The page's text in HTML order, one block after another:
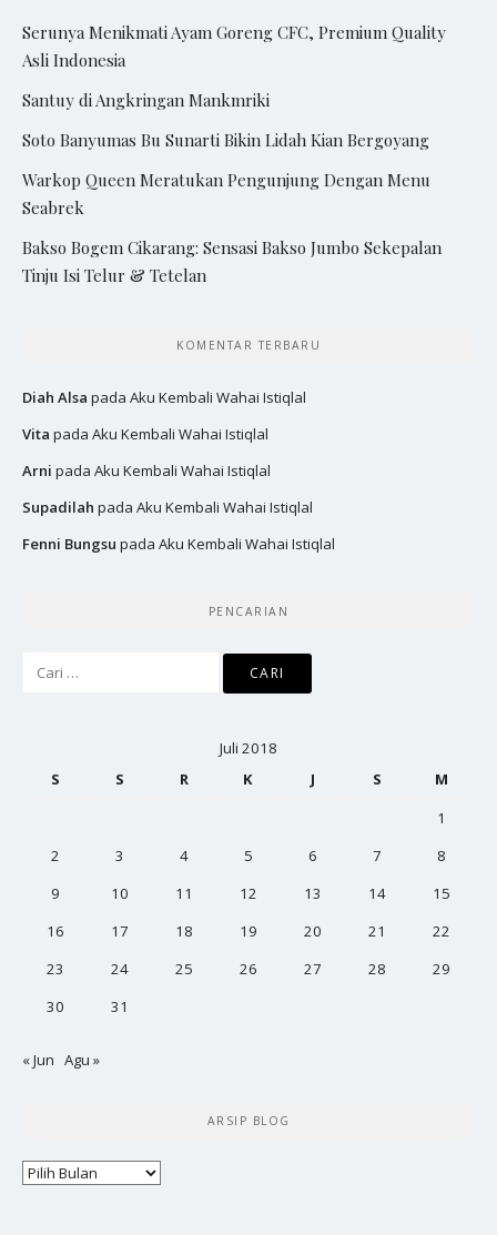
Serunya Menikmati Ayam Goreng CFC, Premium Quality
Asli Indonesia
Santuy di Angkringan Mankmriki
Soto Banyumas Bu Sunarti Bikin Lidah Kian Bergoyang
Warkop Queen Meratukan Pengunjung Dengan Menu
Seabrek
Bakso Bogem Cikarang: Sensasi Bakso Jumbo Sekepalan
Tinju Isi Telur & Tetelan
KOMENTAR TERBARU
Diah Alsa pada Aku Kembali Wahai Istiqlal
Vita pada Aku Kembali Wahai Istiqlal
Arni pada Aku Kembali Wahai Istiqlal
Supadilah pada Aku Kembali Wahai Istiqlal
Fenni Bungsu pada Aku Kembali Wahai Istiqlal
PENCARIAN
Juli 2018
S
S R K J S
M
1
2
3 4 5 6 7
8
9
10 11 12 13 14
15
16
17 18 19 20 21
22
23
24 25 26 27 28
29
30
31
« Jun Agu »
ARSIP BLOG
Arsip